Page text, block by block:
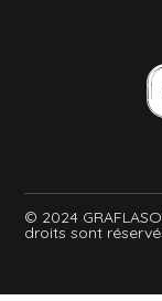
© 2024
droits sont